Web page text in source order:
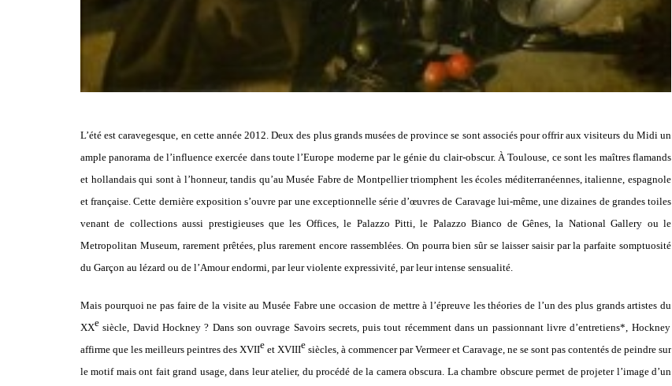
L’été est caravegesque, en cette année 2012. Deux des plus grands musées de province se sont associés pour offrir aux visiteurs du Midi un
ample panorama de l’influence exercée dans toute l’Europe moderne par le génie du clair-obscur. À Toulouse, ce sont les maîtres flamands
et hollandais qui sont à l’honneur, tandis qu’au Musée Fabre de Montpellier triomphent les écoles méditerranéennes, italienne, espagnole
et française. Cette dernière exposition s’ouvre par une exceptionnelle série d’œuvres de Caravage lui-même, une dizaines de grandes toiles
venant de collections aussi prestigieuses que les Offices, le Palazzo Pitti, le Palazzo Bianco de Gênes, la National Gallery ou le
Metropolitan Museum, rarement prêtées, plus rarement encore rassemblées. On pourra bien sûr se laisser saisir par la parfaite somptuosité
du Garçon au lézard ou de l’Amour endormi, par leur violente expressivité, par leur intense sensualité.
Mais pourquoi ne pas faire de la visite au Musée Fabre une occasion de mettre à l’épreuve les théories de l’un des plus grands artistes du
XXe siècle, David Hockney ? Dans son ouvrage Savoirs secrets, puis tout récemment dans un passionnant livre d’entretiens*, Hockney
affirme que les meilleurs peintres des XVIIe et XVIIIe siècles, à commencer par Vermeer et Caravage, ne se sont pas contentés de peindre sur
le motif mais ont fait grand usage, dans leur atelier, du procédé de la camera obscura. La chambre obscure permet de projeter l’image d’un